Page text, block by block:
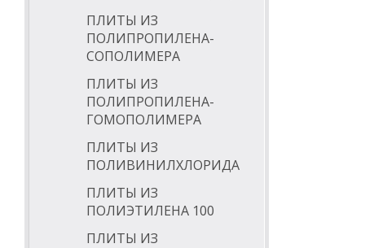
ПЛИТЫ ИЗ
ПОЛИПРОПИЛЕНА-
СОПОЛИМЕРА
ПЛИТЫ ИЗ
ПОЛИПРОПИЛЕНА-
ГОМОПОЛИМЕРА
ПЛИТЫ ИЗ
ПОЛИВИНИЛХЛОРИДА
ПЛИТЫ ИЗ
ПОЛИЭТИЛЕНА 100
ПЛИТЫ ИЗ